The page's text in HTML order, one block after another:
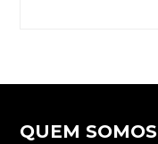
QUEM SOMOS